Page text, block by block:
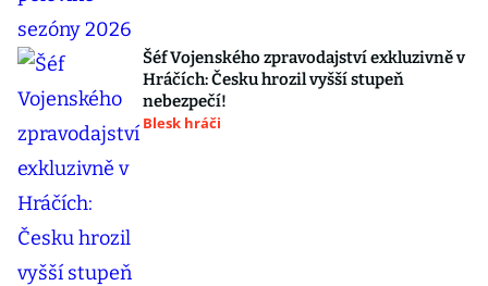
Šéf Vojenského zpravodajství exkluzivně v
Hráčích: Česku hrozil vyšší stupeň
nebezpečí!
Blesk hráči